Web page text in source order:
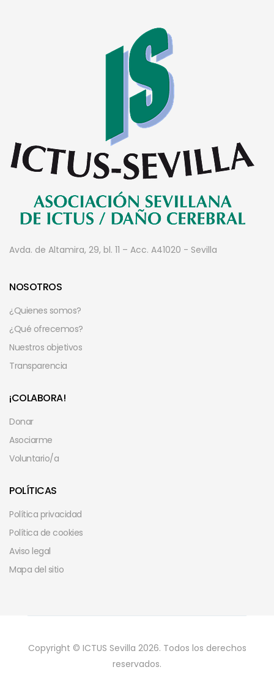
Avda. de Altamira, 29, bl. 11 – Acc. A41020 - Sevilla
NOSOTROS
¿Quienes somos?
¿Qué ofrecemos?
Nuestros objetivos
Transparencia
¡COLABORA!
Donar
Asociarme
Voluntario/a
POLÍTICAS
Política privacidad
Política de cookies
Aviso legal
Mapa del sitio
Copyright © ICTUS Sevilla 2026. Todos los derechos
reservados.